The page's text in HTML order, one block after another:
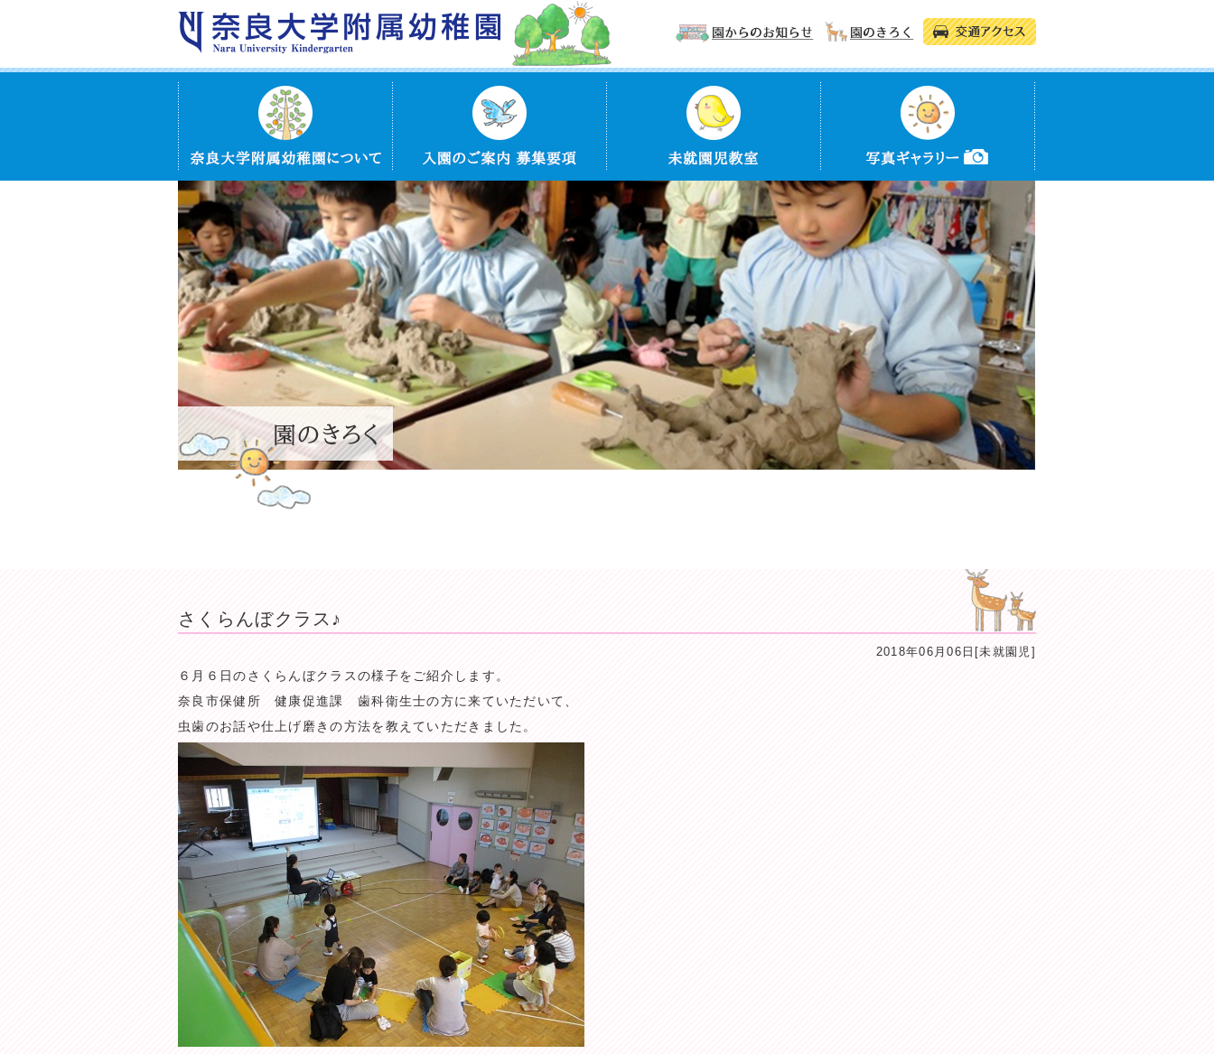
さくらんぼクラス♪
2018年06月06日[未就園児]
６月６日のさくらんぼクラスの様子をご紹介します。
奈良市保健所 健康促進課 歯科衛生士の方に来ていただいて、
虫歯のお話や仕上げ磨きの方法を教えていただきました。